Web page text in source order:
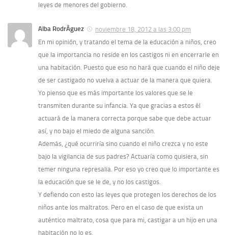
leyes de menores del gobierno.
Alba RodrÃ­guez
noviembre 18, 2012 a las 3:00 pm
En mi opinión, y tratando el tema de la educación a niños, creo
que la importancia no reside en los castigos ni en encerrarle en
una habitación. Puesto que eso no hará que cuando el niño deje
de ser castigado no vuelva a actuar de la manera que quiera.
Yo pienso que es más importante los valores que se le
transmiten durante su infancia. Ya que gracias a estos él
actuará de la manera correcta porque sabe que debe actuar
así­, y no bajo el miedo de alguna sanción.
Además, ¿qué ocurrirí­a sino cuando el niño crezca y no este
bajo la vigilancia de sus padres? Actuarí­a como quisiera, sin
temer ninguna represalia. Por eso yo creo que lo importante es
la educación que se le de, y no los castigos.
Y defiendo con esto las leyes que protegen los derechos de los
niños ante los maltratos. Pero en el caso de que exista un
auténtico maltrato, cosa que para mi, castigar a un hijo en una
habitación no lo es.